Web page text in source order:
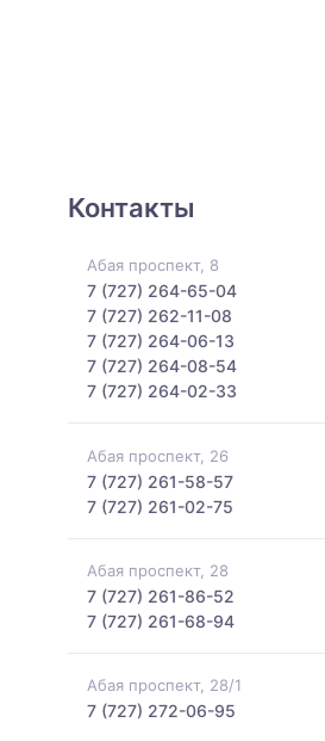
Контакты
Абая проспект, 8
7 (727) 264-65-04
7 (727) 262-11-08
7 (727) 264-06-13
7 (727) 264-08-54
7 (727) 264-02-33
Абая проспект, 26
7 (727) 261-58-57
7 (727) 261-02-75
Абая проспект, 28
7 (727) 261-86-52
7 (727) 261-68-94
Абая проспект, 28/1
7 (727) 272-06-95